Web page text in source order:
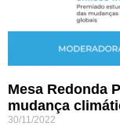
Mesa Redonda
mudança
30/11/2022